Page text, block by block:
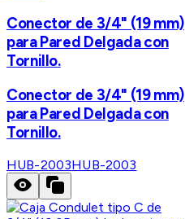
Conector de 3/4" (19 mm)
para Pared Delgada con
Tornillo.
Conector de 3/4" (19 mm)
para Pared Delgada con
Tornillo.
HUB-2003HUB-2003